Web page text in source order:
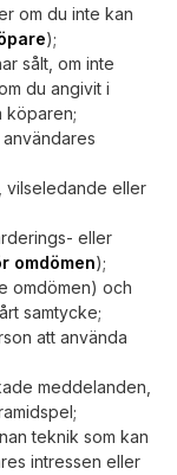
om du inte kan
);
sålt, om inte
du angivit i
köparen;
vilseledande eller
eller
omdömen);
omdömen) och
samtycke;
att använda
meddelanden,
teknik som kan
intressen eller